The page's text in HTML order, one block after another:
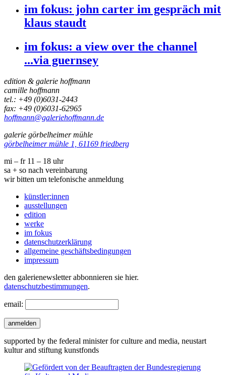
im fokus: john carter im gespräch mit
klaus staudt
im fokus: a view over the channel
...via guernsey
edition & galerie hoffmann
camille hoffmann
tel.: +49 (0)6031-2443
fax: +49 (0)6031-62965
hoffmann@galeriehoffmann.de
galerie görbelheimer mühle
görbelheimer mühle 1, 61169 friedberg
mi – fr 11 – 18 uhr
sa + so nach vereinbarung
wir bitten um telefonische anmeldung
künstler:innen
ausstellungen
edition
werke
im fokus
datenschutzerklärung
allgemeine geschäftsbedingungen
impressum
den galerienewsletter abbonnieren sie hier.
datenschutzbestimmungen.
email:
anmelden
supported by the federal minister for culture and media, neustart
kultur and stiftung kunstfonds